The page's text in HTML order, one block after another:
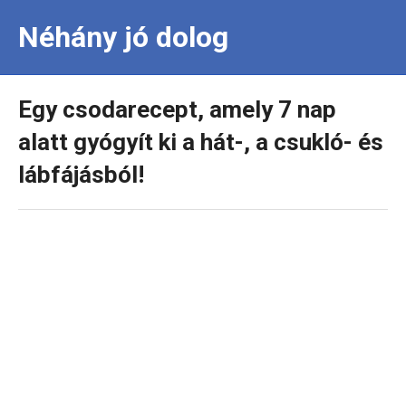
Néhány jó dolog
Egy csodarecept, amely 7 nap
alatt gyógyít ki a hát-, a csukló- és
lábfájásból!